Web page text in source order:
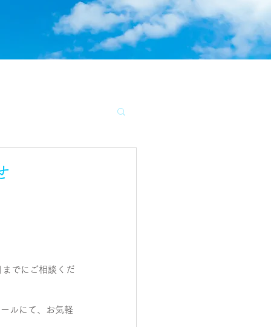
でにご相談くだ
ルにて、お気軽